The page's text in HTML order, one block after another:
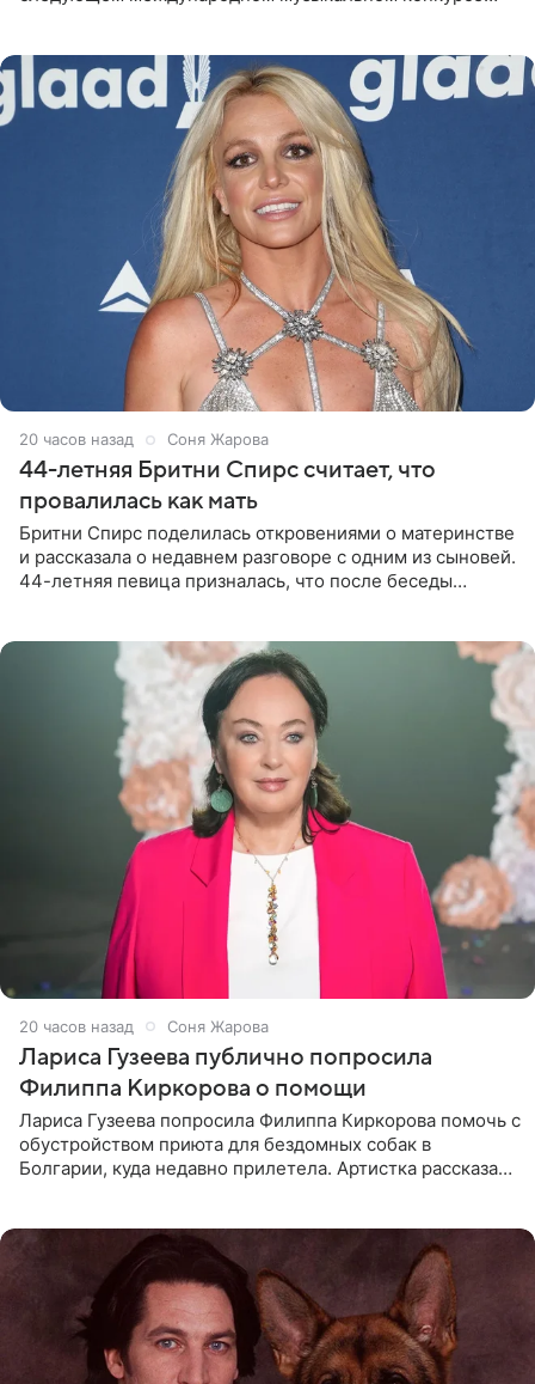
20 часов назад Соня Жарова
44-летняя Бритни Спирс считает, что
провалилась как мать
Бритни Спирс поделилась откровениями о материнстве
и рассказала о недавнем разговоре с одним из сыновей.
44-летняя певица призналась, что после беседы
20 часов назад Соня Жарова
Лариса Гузеева публично попросила
Филиппа Киркорова о помощи
Лариса Гузеева попросила Филиппа Киркорова помочь с
обустройством приюта для бездомных собак в
Болгарии, куда недавно прилетела. Артистка рассказала